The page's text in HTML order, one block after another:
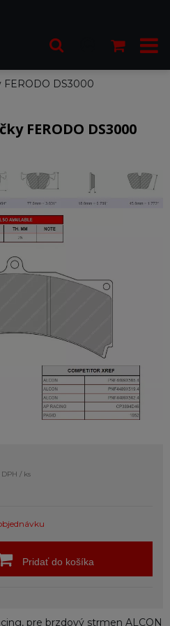
FERODO DS3000
FERODO DS3000
DPH / ks
Pridať do košíka
pre brzdový strmen ALCON